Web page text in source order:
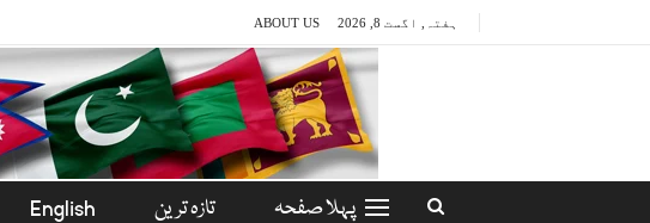
ہفتہ, اگست 8, 2026 ABOUT US
پہلا صفحہ تازہ ترین English